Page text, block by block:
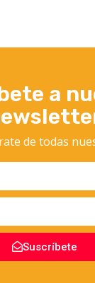
a
de todas
Suscríbete